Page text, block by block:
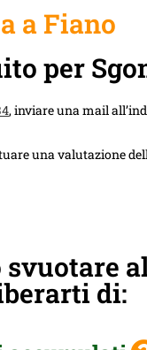
a Fiano
per
, inviare una mail
una valutazione
di: